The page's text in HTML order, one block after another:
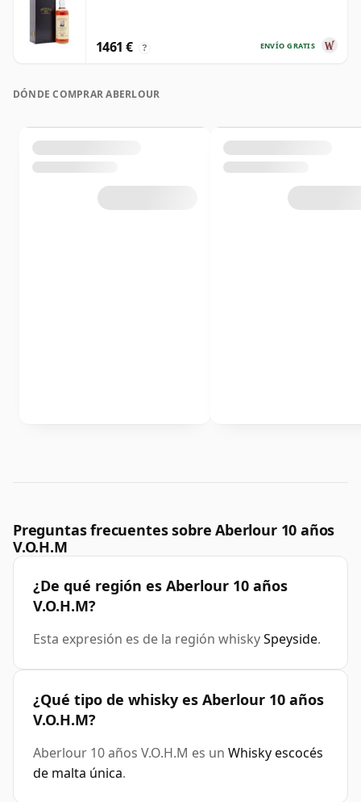
ENVÍO GRATIS
1461 € ?
DÓNDE COMPRAR ABERLOUR
Preguntas frecuentes sobre Aberlour 10 años
V.O.H.M
¿De qué región es Aberlour 10 años
V.O.H.M?
Esta expresión es de la región whiskySpeyside.
¿Qué tipo de whisky es Aberlour 10 años
V.O.H.M?
Aberlour 10 años V.O.H.M es un Whisky escocés
de malta única.